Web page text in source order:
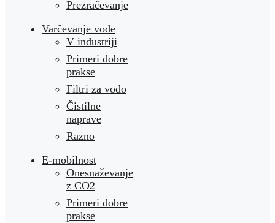
Prezračevanje
Varčevanje vode
V industriji
Primeri dobre
prakse
Filtri za vodo
Čistilne
naprave
Razno
E-mobilnost
Onesnaževanje
z CO2
Primeri dobre
prakse